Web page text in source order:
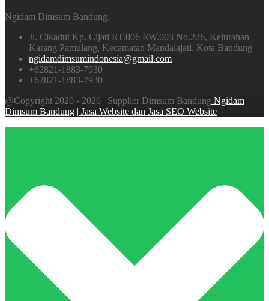
Ngidam Dimsum Bandung.
Jl. Cikadut Kp. Cijati RT.006 RW.003 No.226, Kelurahan
Karang Pamulang, Kecamatan Mandalajati, Kota Bandung
ngidamdimsumindonesia@gmail.com
+62821-1883-7930
+62821-1883-7930
@Copyright 2020 - 2026 | Supplier Dimsum Bandung Ngidam
Dimsum Bandung | Jasa Website dan Jasa SEO Website